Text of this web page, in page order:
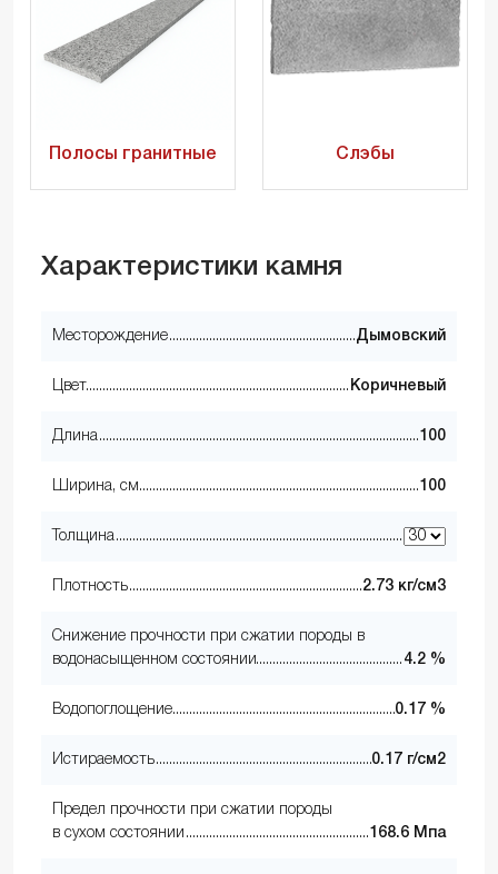
Полосы гранитные Слэбы
Характеристики камня
Месторождение Дымовский
Цвет Коричневый
Длина 100
Ширина, см 100
Толщина
Плотность 2.73 кг/см3
Снижение прочности при сжатии породы в
водонасыщенном состоянии
4.2 %
Водопоглощение 0.17 %
Истираемость 0.17 г/см2
Предел прочности при сжатии породы
в сухом состоянии
168.6 Мпа